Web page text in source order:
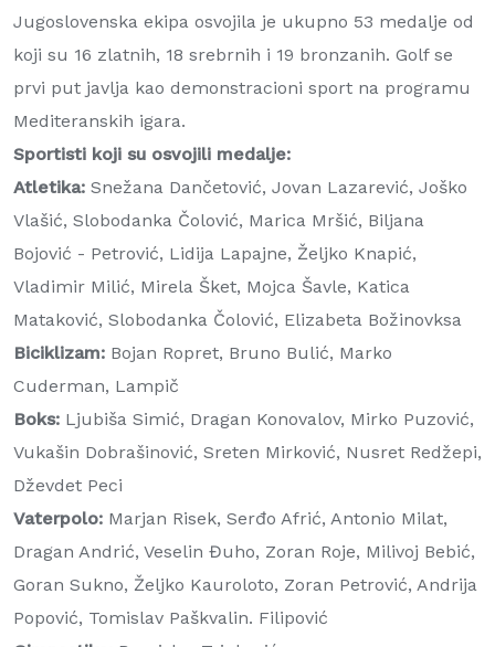
Jugoslovenska ekipa osvojila je ukupno 53 medalje od
koji su 16 zlatnih, 18 srebrnih i 19 bronzanih. Golf se
prvi put javlja kao demonstracioni sport na programu
Mediteranskih igara.
Sportisti koji su osvojili medalje:
Atletika: Snežana Dančetović, Jovan Lazarević, Joško
Vlašić, Slobodanka Čolović, Marica Mršić, Biljana
Bojović - Petrović, Lidija Lapajne, Željko Knapić,
Vladimir Milić, Mirela Šket, Mojca Šavle, Katica
Mataković, Slobodanka Čolović, Elizabeta Božinovksa
Biciklizam: Bojan Ropret, Bruno Bulić, Marko
Cuderman, Lampič
Boks: Ljubiša Simić, Dragan Konovalov, Mirko Puzović,
Vukašin Dobrašinović, Sreten Mirković, Nusret Redžepi,
Dževdet Peci
Vaterpolo: Marjan Risek, Serđo Afrić, Antonio Milat,
Dragan Andrić, Veselin Đuho, Zoran Roje, Milivoj Bebić,
Goran Sukno, Željko Kauroloto, Zoran Petrović, Andrija
Popović, Tomislav Paškvalin. Filipović